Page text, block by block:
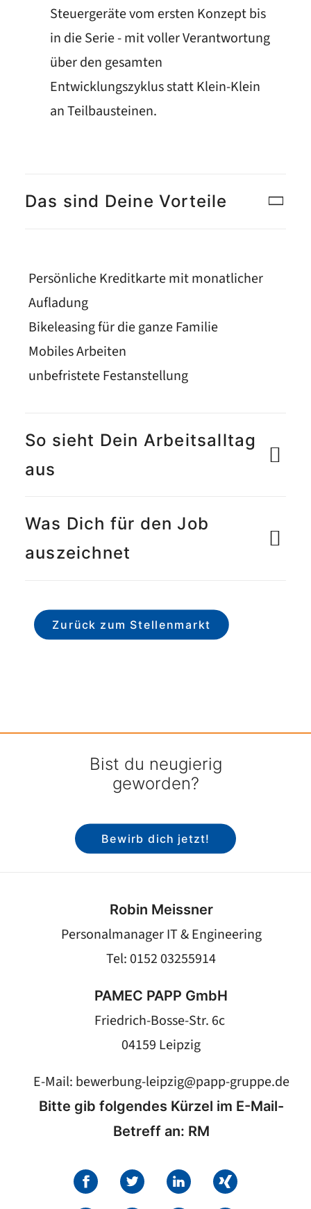
Steuergeräte vom ersten Konzept bis
in die Serie - mit voller Verantwortung
über den gesamten
Entwicklungszyklus statt Klein-Klein
an Teilbausteinen.
Das sind Deine Vorteile
Persönliche Kreditkarte mit monatlicher
Aufladung
Bikeleasing für die ganze Familie
Mobiles Arbeiten
unbefristete Festanstellung
So sieht Dein Arbeitsalltag
aus
Was Dich für den Job
auszeichnet
Zurück zum Stellenmarkt
Bist du neugierig
geworden?
Bewirb dich jetzt!
Robin Meissner
Personalmanager IT & Engineering
Tel: 0152 03255914
PAMEC PAPP GmbH
Friedrich-Bosse-Str. 6c
04159 Leipzig
E-Mail: bewerbung-leipzig@papp-gruppe.de
Bitte gib folgendes Kürzel im E-Mail-
Betreff an: RM